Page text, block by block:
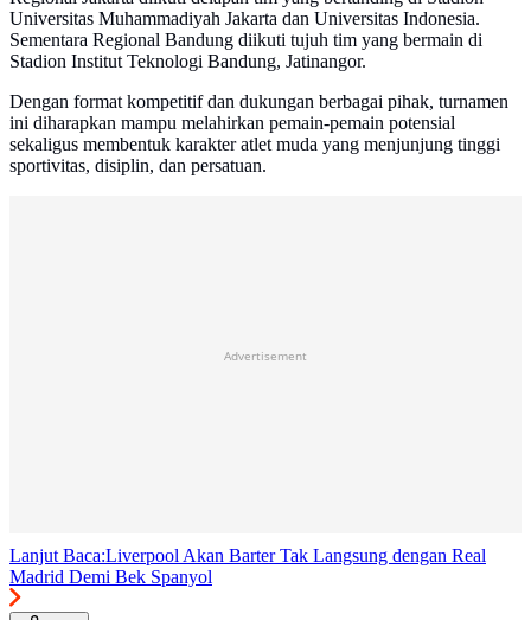
Universitas Muhammadiyah Jakarta dan Universitas Indonesia.
Sementara Regional Bandung diikuti tujuh tim yang bermain di
Stadion Institut Teknologi Bandung, Jatinangor.
Dengan format kompetitif dan dukungan berbagai pihak, turnamen
ini diharapkan mampu melahirkan pemain-pemain potensial
sekaligus membentuk karakter atlet muda yang menjunjung tinggi
sportivitas, disiplin, dan persatuan.
Advertisement
Lanjut Baca:Liverpool Akan Barter Tak Langsung dengan Real
Madrid Demi Bek Spanyol